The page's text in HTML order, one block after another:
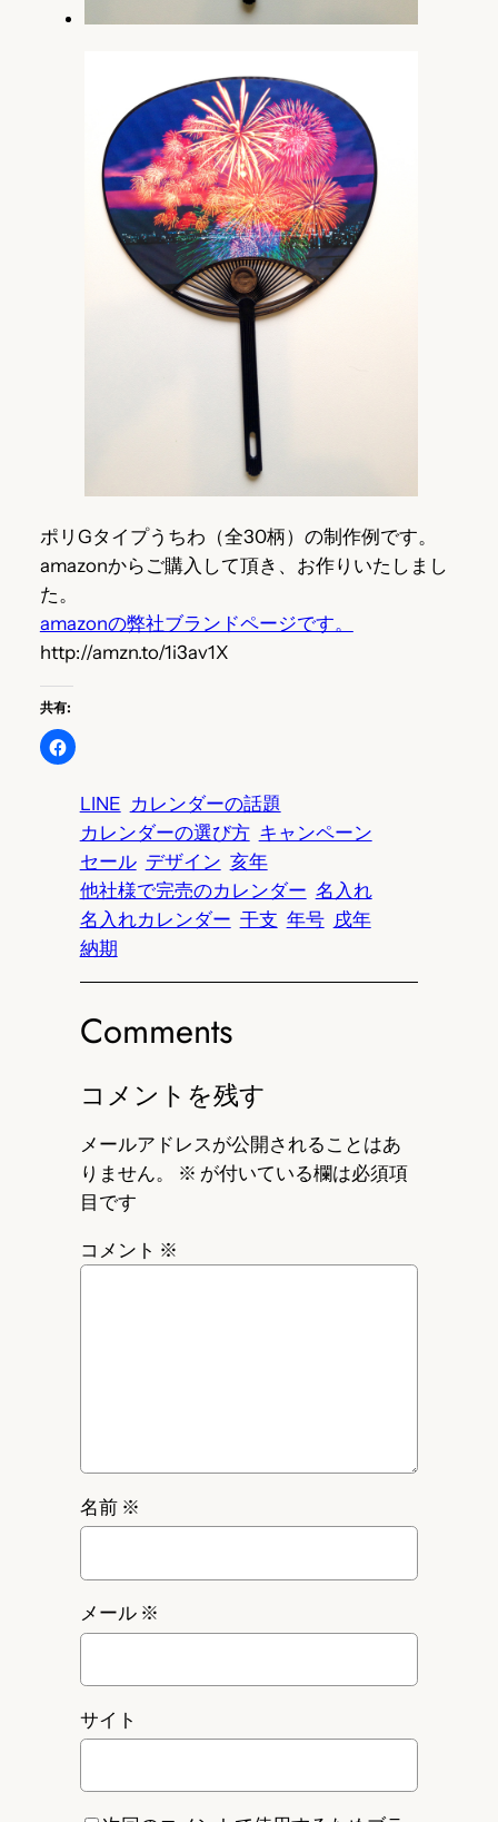
ポリGタイプうちわ（全30柄）の制作例です。
amazonからご購入して頂き、お作りいたしまし
た。
amazonの弊社ブランドページです。
http://amzn.to/1i3av1X
共有:
LINE カレンダーの話題
カレンダーの選び方 キャンペーン
セール デザイン 亥年
他社様で完売のカレンダー 名入れ
名入れカレンダー 干支 年号 戌年
納期
Comments
コメントを残す
メールアドレスが公開されることはあ
りません。
※ が付いている欄は必須項
目です
コメント ※
名前 ※
メール ※
サイト